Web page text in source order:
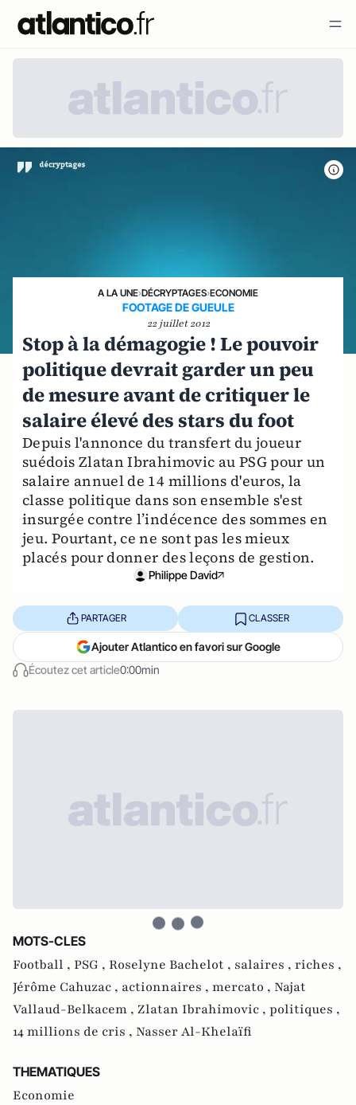
A LA UNE›DÉCRYPTAGES›ECONOMIE
FOOTAGE DE GUEULE
22 juillet 2012
Stop à la démagogie ! Le pouvoir
politique devrait garder un peu
de mesure avant de critiquer le
salaire élevé des stars du foot
Depuis l'annonce du transfert du joueur
suédois Zlatan Ibrahimovic au PSG pour un
salaire annuel de 14 millions d'euros, la
classe politique dans son ensemble s'est
insurgée contre l’indécence des sommes en
jeu. Pourtant, ce ne sont pas les mieux
placés pour donner des leçons de gestion.
Philippe David
Écoutez cet article0:00min
PARTAGER CLASSER
Ajouter Atlantico en favori sur Google
MOTS-CLES
Football , PSG , Roselyne Bachelot , salaires , riches ,
Jérôme Cahuzac , actionnaires , mercato , Najat
Vallaud-Belkacem , Zlatan Ibrahimovic , politiques ,
14 millions de cris , Nasser Al-Khelaïfi
THEMATIQUES
Economie